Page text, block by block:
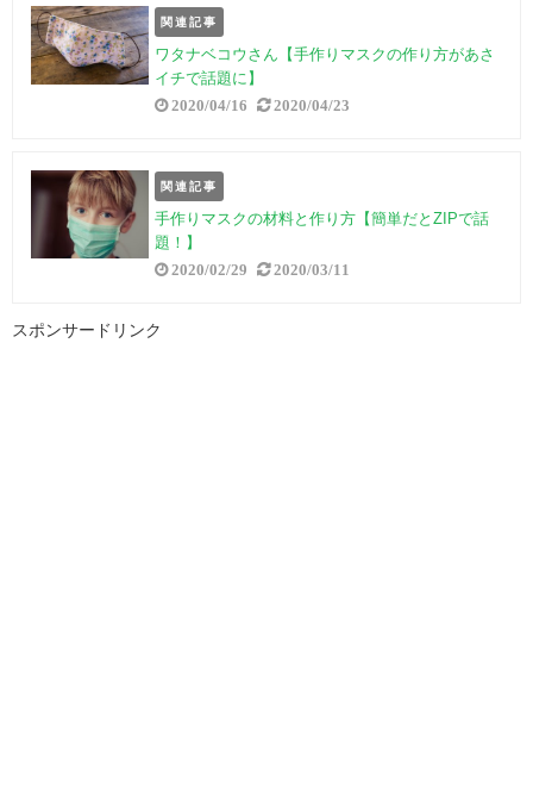
関連記事
ワタナベコウさん【手作りマスクの作り方があさ
イチで話題に】
2020/04/16 2020/04/23
関連記事
手作りマスクの材料と作り方【簡単だとZIPで話
題！】
2020/02/29 2020/03/11
スポンサードリンク